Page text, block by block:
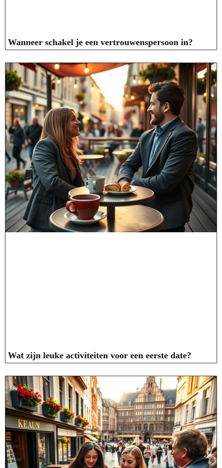
Wanneer schakel je een vertrouwenspersoon in?
Wat zijn leuke activiteiten voor een eerste date?